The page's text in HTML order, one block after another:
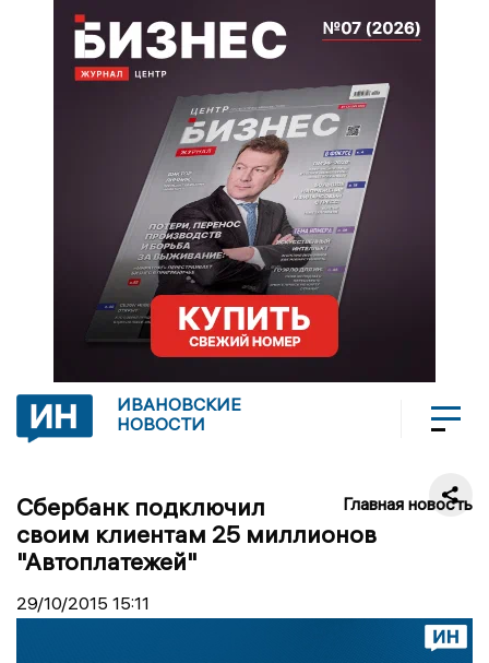
ИВАНОВСКИЕ
НОВОСТИ
Главная новость
Сбербанк подключил
своим клиентам 25 миллионов
"Автоплатежей"
29/10/2015 15:11